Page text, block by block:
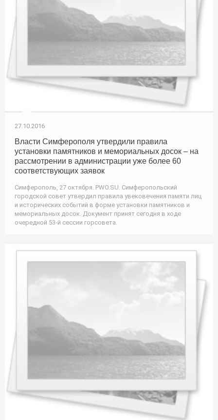
27.10.2016
Власти Симферополя утвердили правила
установки памятников и мемориальных досок – на
рассмотрении в администрации уже более 60
соответствующих заявок
Симферополь, 27 октября. PWO.SU. Симферопольский
городской совет утвердил правила увековечения памяти лиц
и исторических событий в форме установки памятников и
мемориальных досок. Документ принят сегодня в ходе
очередной 53-й сессии горсовета.